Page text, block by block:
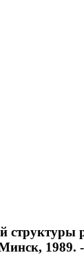
структуры
1989.